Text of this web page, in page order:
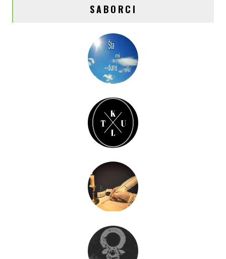
SABORCI